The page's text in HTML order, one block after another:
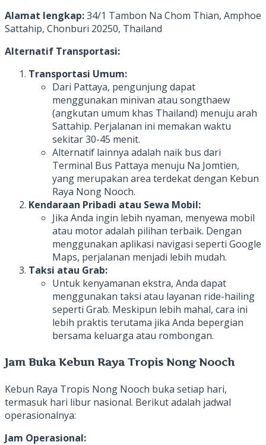
Alamat lengkap:34/1 Tambon Na Chom Thian, Amphoe
Sattahip, Chonburi 20250, Thailand
Alternatif Transportasi:
Transportasi Umum:
Dari Pattaya, pengunjung dapat
menggunakan minivan atau songthaew
(angkutan umum khas Thailand) menuju arah
Sattahip. Perjalanan ini memakan waktu
sekitar 30-45 menit.
Alternatif lainnya adalah naik bus dari
Terminal Bus Pattaya menuju Na Jomtien,
yang merupakan area terdekat dengan Kebun
Raya Nong Nooch.
Kendaraan Pribadi atau Sewa Mobil:
Jika Anda ingin lebih nyaman, menyewa mobil
atau motor adalah pilihan terbaik. Dengan
menggunakan aplikasi navigasi seperti Google
Maps, perjalanan menjadi lebih mudah.
Taksi atau Grab:
Untuk kenyamanan ekstra, Anda dapat
menggunakan taksi atau layanan ride-hailing
seperti Grab. Meskipun lebih mahal, cara ini
lebih praktis terutama jika Anda bepergian
bersama keluarga atau rombongan.
Jam Buka Kebun Raya Tropis Nong Nooch
Kebun Raya Tropis Nong Nooch buka setiap hari,
termasuk hari libur nasional. Berikut adalah jadwal
operasionalnya:
Jam Operasional: